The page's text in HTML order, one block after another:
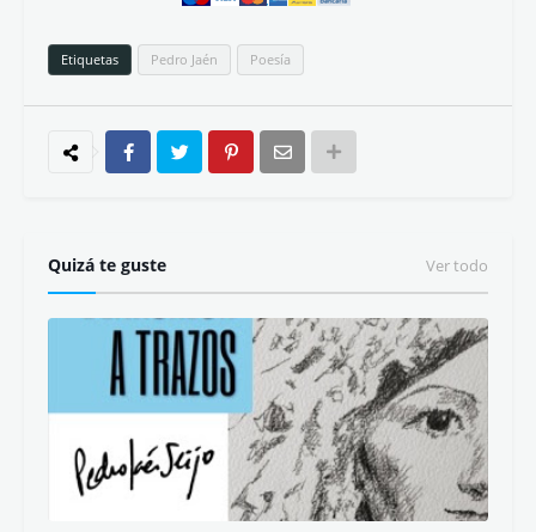
Etiquetas Pedro Jaén Poesía
Quizá te guste Ver todo